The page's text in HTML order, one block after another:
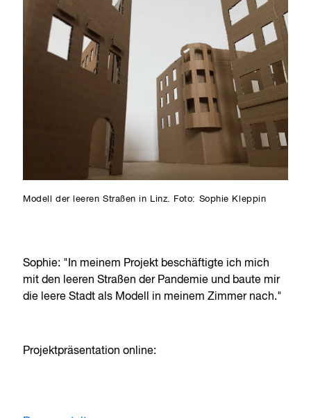
Modell der leeren Straßen in Linz. Foto: Sophie Kleppin
Sophie: "In meinem Projekt beschäftigte ich mich
mit den leeren Straßen der Pandemie und baute mir
die leere Stadt als Modell in meinem Zimmer nach."
Projektpräsentation online: